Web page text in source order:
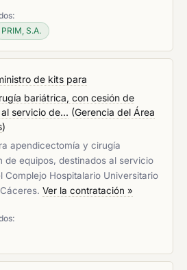
PRIM, S.A.
de kits para
bariátrica, con cesión de
servicio de... (Gerencia del Área
)
apendicectomía y cirugía
de equipos, destinados al servicio
Complejo Hospitalario Universitario
Ver la contratación »